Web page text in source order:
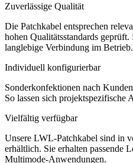
Zuverlässige Qualität
Die Patchkabel entsprechen
hohen Qualitätsstandards
langlebige Verbindung im Betrieb.
Individuell konfigurierbar
Sonderkonfektionen nach
So lassen sich projektspezifische
Vielfältig verfügbar
Unsere LWL-Patchkabel sind in
erhältlich. Sie erhalten passende
Multimode-Anwendungen.